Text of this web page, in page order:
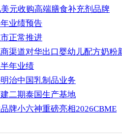
元收购高端膳食补充剂品牌
业绩预告
正常推进
渠道对华出口婴幼儿配方奶粉
通关要求
年业绩
治中国乳制品业务
二期泰国生产基地
牌小六神重磅亮相2026CBME